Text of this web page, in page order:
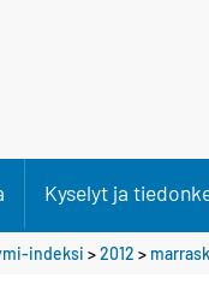
Kyselyt ja
indeksi >2012 >